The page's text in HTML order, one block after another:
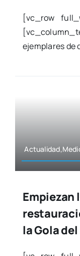
[vc_row
ejem­pla­res de
Empiezan
la Gola